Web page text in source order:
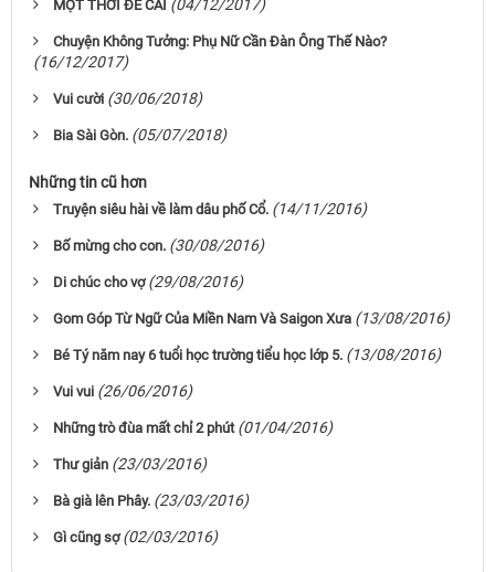
MỘT THỜI ĐỂ CÃI (04/12/2017)
Chuyện Không Tưởng: Phụ Nữ Cần Đàn Ông Thế Nào?
(16/12/2017)
Vui cười (30/06/2018)
Bia Sài Gòn. (05/07/2018)
Những tin cũ hơn
Truyện siêu hài về làm dâu phố Cổ. (14/11/2016)
Bố mừng cho con. (30/08/2016)
Di chúc cho vợ (29/08/2016)
Gom Góp Từ Ngữ Của Miền Nam Và Saigon Xưa (13/08/2016)
Bé Tý năm nay 6 tuổi học trường tiểu học lớp 5. (13/08/2016)
Vui vui (26/06/2016)
Những trò đùa mất chỉ 2 phút (01/04/2016)
Thư giản (23/03/2016)
Bà già lên Phây. (23/03/2016)
Gì cũng sợ (02/03/2016)